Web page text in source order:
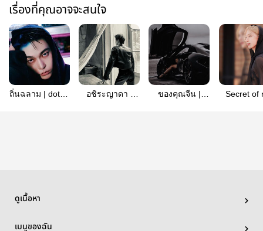
เรื่องที่คุณอาจจะสนใจ
ถิ่นฉลาม | doten
อชิระญาดา :
ของคุณจีน |
Secret of
ดูเนื้อหา
เมนูของฉัน